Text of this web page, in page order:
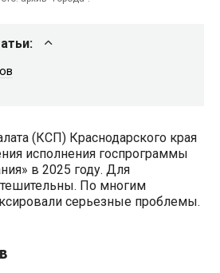
(КСП) Краснодарского края
исполнения госпрограммы
в 2025 году. Для
По многим
серьезные проблемы.